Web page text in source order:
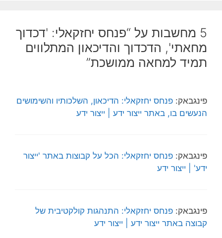
5 מחשבות על “פנחס יחזקאלי: 'דכדוך
מחאתי', הדכדוך והדיכאון המתלווים
תמיד למחאה ממושכת”
פינגבאק: פנחס יחזקאלי: הדיכאון, השלכותיו והשימושים
הנעשים בו, באתר ייצור ידע | ייצור ידע
פינגבאק: פנחס יחזקאלי: הכל על קבוצות באתר 'ייצור
ידע' | ייצור ידע
פינגבאק: פנחס יחזקאלי: התנהגות קולקטיבית של
קבוצה באתר ייצור ידע | ייצור ידע